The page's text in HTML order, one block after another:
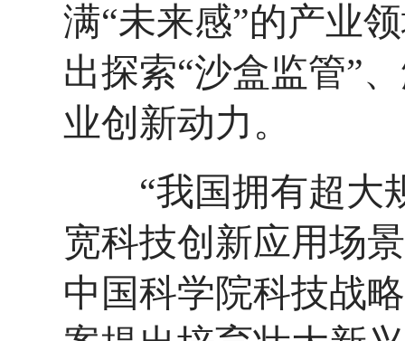
满“未来感”的产业
出探索“沙盒监管”
业创新动力。
“我国拥有超大规
宽科技创新应用场
中国科学院科技战